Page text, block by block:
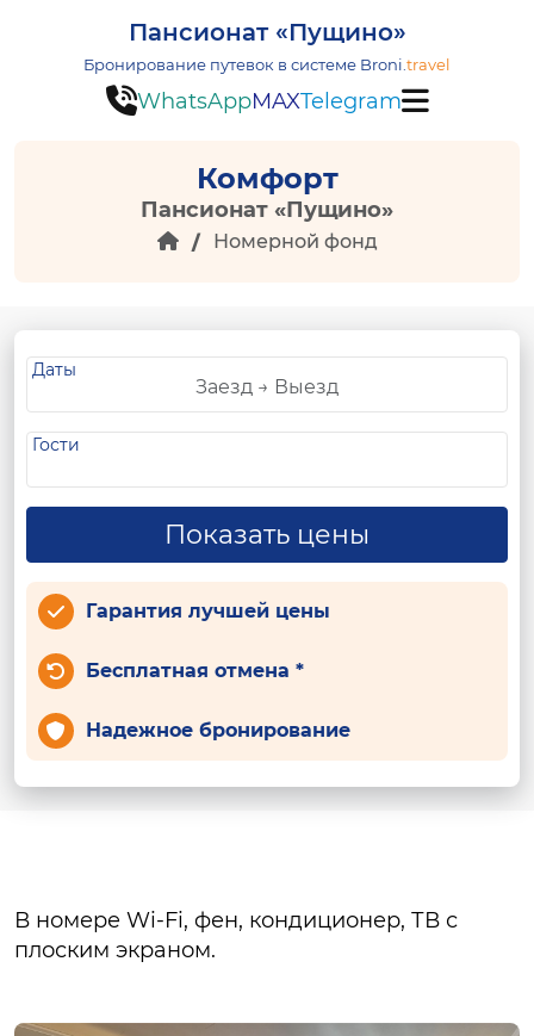
Пансионат «Пущино»
Бронирование путевок в системе Broni. travel
WhatsAppMAXTelegram
Комфорт
Пансионат «Пущино»
Номерной фонд
Даты
Гости
Показать цены
Гарантия лучшей цены
Бесплатная отмена *
Надежное бронирование
В номере Wi-Fi, фен, кондиционер, ТВ с
плоским экраном.